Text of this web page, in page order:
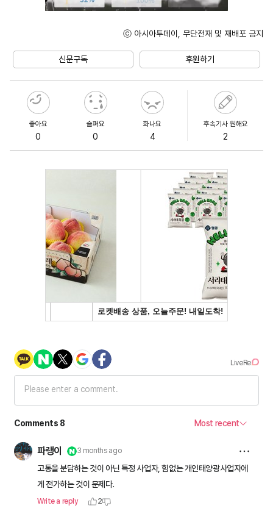
ⓒ 아시아투데이, 무단전재 및 재배포 금지
신문구독 후원하기
좋아요
0
슬퍼요
0
화나요
4
후속기사 원해요
2